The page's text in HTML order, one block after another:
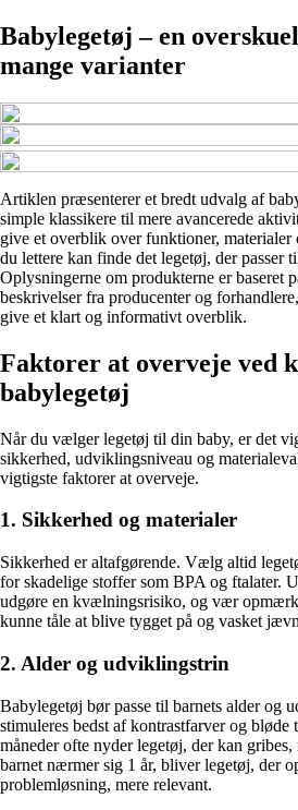
Babylegetøj – en
mange varianter
Artiklen præsenterer et bredt udvalg af
simple klassikere til mere avancerede
give et overblik over funktioner, materialer
du lettere kan finde det legetøj, der passer
Oplysningerne om produkterne er baseret
beskrivelser fra producenter og
give et klart og informativt overblik.
Faktorer at overveje ved
babylegetøj
Når du vælger legetøj til din baby, er det
sikkerhed, udviklingsniveau og
vigtigste faktorer at overveje.
1. Sikkerhed og materialer
Sikkerhed er altafgørende. Vælg altid
for skadelige stoffer som BPA og ftalater.
udgøre en kvælningsrisiko, og vær
kunne tåle at blive tygget på og vasket
2. Alder og udviklingstrin
Babylegetøj bør passe til barnets alder og
stimuleres bedst af kontrastfarver og bløde
måneder ofte nyder legetøj, der kan
barnet nærmer sig 1 år, bliver legetøj, der
problemløsning, mere relevant.